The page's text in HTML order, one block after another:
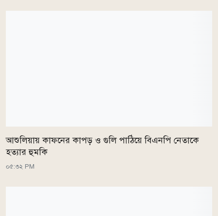
আশুলিয়ায় কাফনের কাপড় ও গুলি পাঠিয়ে বিএনপি নেতাকে
হত্যার হুমকি
০৫:৩২ PM